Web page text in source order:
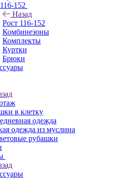
152
Назад
Рост 116-152
Комбинезоны
Комплекты
Куртки
Брюки
в клетку
одежда
одежда из муслина
рубашки